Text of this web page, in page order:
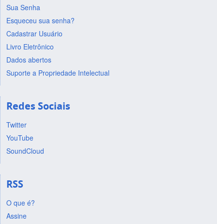
Sua Senha
Esqueceu sua senha?
Cadastrar Usuário
Livro Eletrônico
Dados abertos
Suporte a Propriedade Intelectual
Redes Sociais
Twitter
YouTube
SoundCloud
RSS
O que é?
Assine